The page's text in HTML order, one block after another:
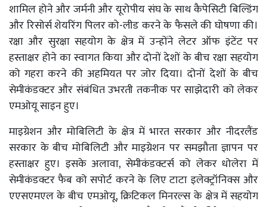
शामिल होने और जर्मनी और यूरोपीय संघ के साथ कैपेसिटी बिल्डिंग
और रिसोर्स शेयरिंग पिलर को-लीड करने के फैसले की घोषणा की।
रक्षा और सुरक्षा सहयोग के क्षेत्र में उन्होंने लेटर ऑफ इंटेंट पर
हस्ताक्षर होने का स्वागत किया और दोनों देशों के बीच रक्षा सहयोग
को गहरा करने की अहमियत पर जोर दिया। दोनों देशों के बीच
सेमीकंडक्टर और संबंधित उभरती तकनीक पर साझेदारी को लेकर
एमओयू साइन हुए।
माइग्रेशन और मोबिलिटी के क्षेत्र में भारत सरकार और नीदरलैंड
सरकार के बीच मोबिलिटी और माइग्रेशन पर समझौता ज्ञापन पर
हस्ताक्षर हुए। इसके अलावा, सेमीकंडक्टर्स को लेकर धोलेरा में
सेमीकंडक्टर फैब को सपोर्ट करने के लिए टाटा इलेक्ट्रॉनिक्स और
एएसएमएल के बीच एमओयू, क्रिटिकल मिनरल्स के क्षेत्र में सहयोग